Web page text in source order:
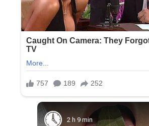
2 h 9 min